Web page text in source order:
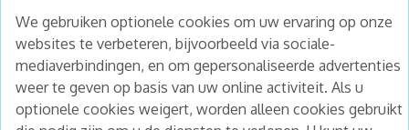
We gebruiken optionele cookies om uw ervaring op onze
websites te verbeteren, bijvoorbeeld via sociale-
mediaverbindingen, en om gepersonaliseerde advertenties
weer te geven op basis van uw online activiteit. Als u
optionele cookies weigert, worden alleen cookies gebruikt
Overig
Diensten
Gratis waardebepaling